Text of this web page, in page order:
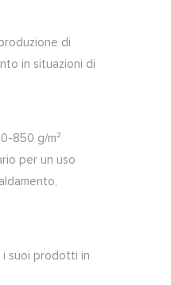
di
in situazioni di
850 g/m²
per un uso
i suoi prodotti in